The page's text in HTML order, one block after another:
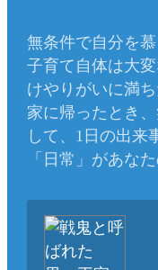
無条件で自分を慕
子育て自体は大
けやりがいに満
家に帰ったとき
して、1日の出来
「日常」があな